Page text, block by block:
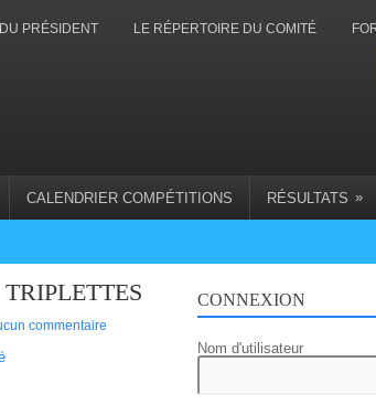
PRÉSIDENT LE RÉPERTOIRE DU COMITÉ
CALENDRIER COMPÉTITIONS RÉSULTATS »
commentaire
CONNEXION
Nom d'utilisateur